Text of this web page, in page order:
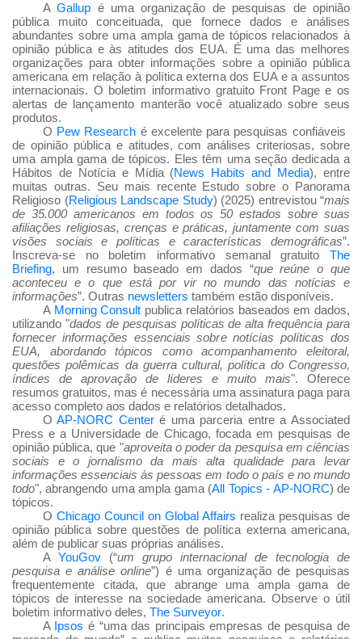
AGallup é uma organização de pesquisas de opinião
pública muito conceituada, que fornece dados e análises
abundantes sobre uma ampla gama de tópicos relacionados à
opinião pública e às atitudes dos EUA. É uma das melhores
organizações para obter informações sobre a opinião pública
americana em relação à política externa dos EUA e a assuntos
internacionais. O boletim informativo gratuito Front Page e os
alertas de lançamento manterão você atualizado sobre seus
produtos.
O Pew Research é excelente para pesquisas confiáveis
de opinião pública e atitudes, com análises criteriosas, sobre
uma ampla gama de tópicos. Eles têm uma seção dedicada a
Hábitos de Notícia e Mídia (News Habits and Media), entre
muitas outras. Seu mais recente Estudo sobre o Panorama
Religioso (Religious Landscape Study) (2025) entrevistou “mais
de 35.000 americanos em todos os 50 estados sobre suas
afiliações religiosas, crenças e práticas, juntamente com suas
visões sociais e políticas e características demográficas”.
Inscreva-se no boletim informativo semanal gratuito The
Briefing, um resumo baseado em dados “que reúne o que
aconteceu e o que está por vir no mundo das notícias e
informações”. Outras newsletters também estão disponíveis.
A Morning Consult publica relatórios baseados em dados,
utilizando "dados de pesquisas políticas de alta frequência para
fornecer informações essenciais sobre notícias políticas dos
EUA, abordando tópicos como acompanhamento eleitoral,
questões polêmicas da guerra cultural, política do Congresso,
índices de aprovação de líderes e muito mais". Oferece
resumos gratuitos, mas é necessária uma assinatura paga para
acesso completo aos dados e relatórios detalhados.
OAP-NORC Centeré uma parceria entre a Associated
Press e a Universidade de Chicago, focada em pesquisas de
opinião pública, que "aproveita o poder da pesquisa em ciências
sociais e o jornalismo da mais alta qualidade para levar
informações essenciais às pessoas em todo o país e no mundo
todo", abrangendo uma ampla gama (All Topics - AP-NORC) de
tópicos.
O Chicago Council on Global Affairs realiza pesquisas de
opinião pública sobre questões de política externa americana,
além de publicar suas próprias análises.
A YouGov(“um grupo internacional de tecnologia de
pesquisa e análise online”) é uma organização de pesquisas
frequentemente citada, que abrange uma ampla gama de
tópicos de interesse na sociedade americana. Observe o útil
boletim informativo deles, The Surveyor.
A Ipsos é “uma das principais empresas de pesquisa de